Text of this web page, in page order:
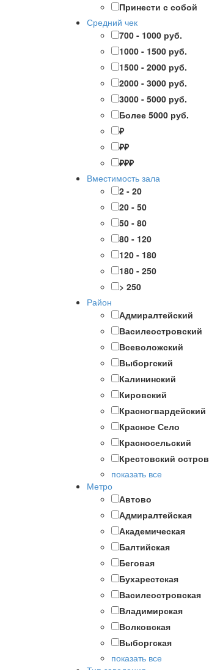
Принести с собой
Средний чек
700 - 1000 руб.
1000 - 1500 руб.
1500 - 2000 руб.
2000 - 3000 руб.
3000 - 5000 руб.
Более 5000 руб.
₽
₽₽
₽₽₽
Вместимость зала
2 - 20
20 - 50
50 - 80
80 - 120
120 - 180
180 - 250
> 250
Район
Адмиралтейский
Василеостровский
Всеволожский
Выборгский
Калининский
Кировский
Красногвардейский
Красное Село
Красносельский
Крестовский остров
показать все
Метро
Автово
Адмиралтейская
Академическая
Балтийская
Беговая
Бухарестская
Василеостровская
Владимирская
Волковская
Выборгская
показать все